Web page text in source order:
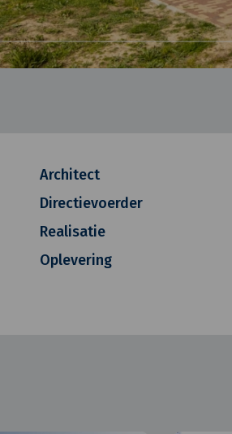
Architect
Directievoerder
Realisatie
Oplevering